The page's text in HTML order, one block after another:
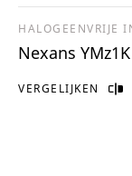
VERGELIJKEN
HALOGEENVRIJE
Nexans